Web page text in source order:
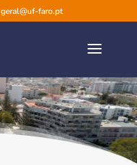
geral@uf-faro.pt